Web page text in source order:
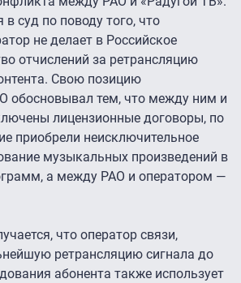
суд по поводу того, что
не делает в Российское
отчислений за ретрансляцию
Свою позицию
обосновывал тем, что между ним и
лицензионные договоры, по
приобрели неисключительное
музыкальных произведений в
а между РАО и оператором —
что оператор связи,
ретрансляцию сигнала до
абонента также использует